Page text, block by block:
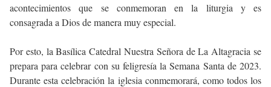
acontecimientos que se conmemoran en la liturgia y es
consagrada a Dios de manera muy especial.
Por esto, la Basílica Catedral Nuestra Señora de La Altagracia se
prepara para celebrar con su feligresía la Semana Santa de 2023.
Durante esta celebración la iglesia conmemorará, como todos los